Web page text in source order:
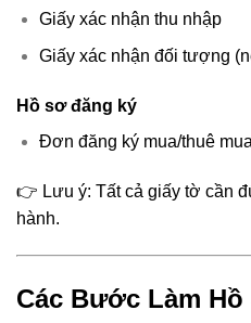
Giấy xác nhận thu nhập
Giấy xác nhận đối tượng
Hồ sơ đăng ký
Đơn đăng ký mua/thuê
👉 Lưu ý: Tất cả giấy tờ cần
hành.
Các Bước Làm